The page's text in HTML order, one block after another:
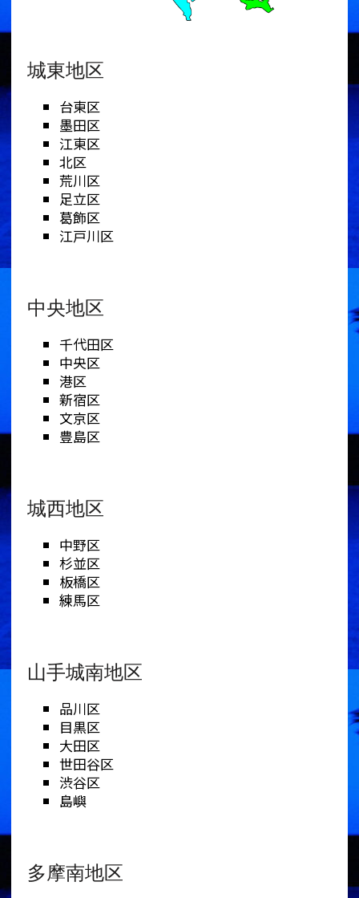
城東地区
台東区
墨田区
江東区
北区
荒川区
足立区
葛飾区
江戸川区
中央地区
千代田区
中央区
港区
新宿区
文京区
豊島区
城西地区
中野区
杉並区
板橋区
練馬区
山手城南地区
品川区
目黒区
大田区
世田谷区
渋谷区
島嶼
多摩南地区